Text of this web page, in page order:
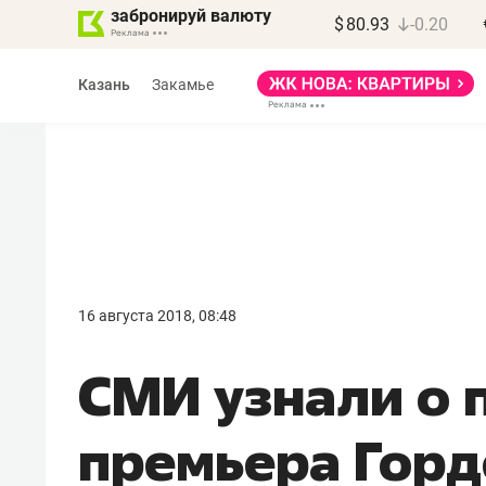
забронируй валюту $ 80.93 -0.20
Казань Закамье
16 августа 2018, 08:48
СМИ узнали о
премьера
правил, бизнес может
потерять минимум